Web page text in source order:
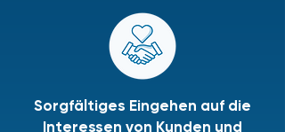
Sorgfältiges Eingehen auf die
Interessen von Kunden und